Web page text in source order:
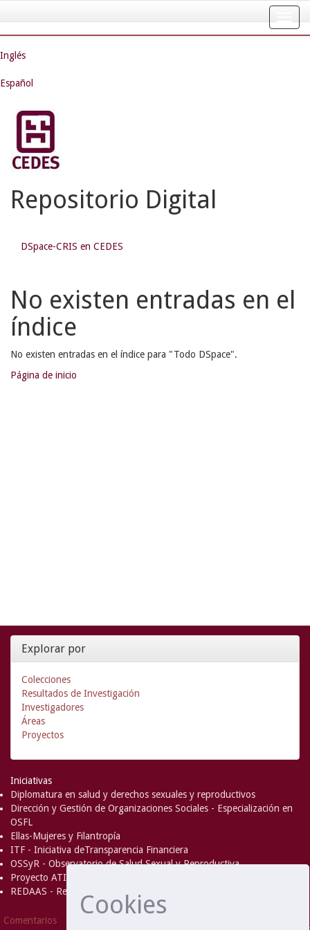
Cookies
navigation
Inglés
Español
Repositorio Digital
DSpace-CRIS en CEDES
No existen entradas en el
índice
No existen entradas en el índice para "Todo DSpace".
Página de inicio
Explorar por
Colecciones
Resultados de Investigación
Investigadores
Áreas
Proyectos
Iniciativas
Diplomatura en salud y derechos sexuales y reproductivos
Dirección y Gestión de Organizaciones Sociales - Especialización en
OSFL
Ellas-Mujeres y Filantropía
ITF - Iniciativa deTransparencia Financiera
OSSyR - Observatorio de Salud Sexual y Reproductiva
Proyecto ATICA
REDAAS - Red de Acceso al Aborto Seguro
Comentarios DSpace Software